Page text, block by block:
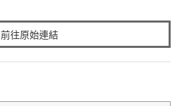
前往原始連結